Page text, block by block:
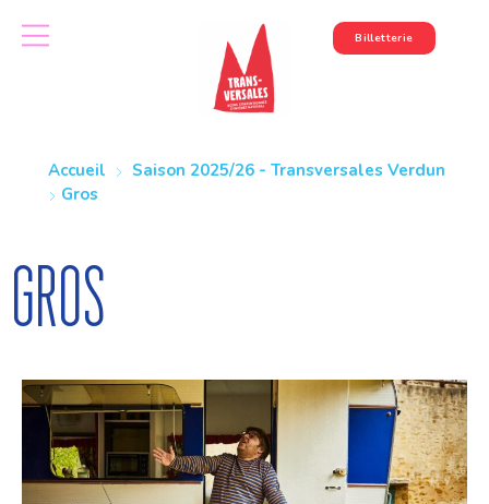
Billetterie
Accueil
Saison 2025/26 - Transversales Verdun
Gros
Gros